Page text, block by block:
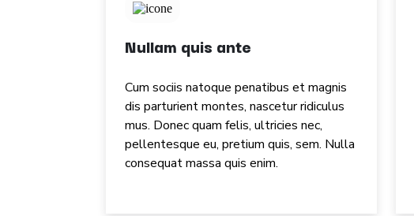
Nullam quis ante
Cum sociis natoque penatibus et magnis
dis parturient montes, nascetur ridiculus
mus. Donec quam felis, ultricies nec,
pellentesque eu, pretium quis, sem. Nulla
consequat massa quis enim.